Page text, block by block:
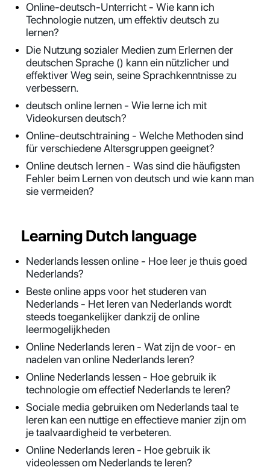
Online-deutsch-Unterricht - Wie kann ich
Technologie nutzen, um effektiv deutsch zu
lernen?
Die Nutzung sozialer Medien zum Erlernen der
deutschen Sprache () kann ein nützlicher und
effektiver Weg sein, seine Sprachkenntnisse zu
verbessern.
deutsch online lernen - Wie lerne ich mit
Videokursen deutsch?
Online-deutschtraining - Welche Methoden sind
für verschiedene Altersgruppen geeignet?
Online deutsch lernen - Was sind die häufigsten
Fehler beim Lernen von deutsch und wie kann man
sie vermeiden?
Learning Dutch language
Nederlands lessen online - Hoe leer je thuis goed
Nederlands?
Beste online apps voor het studeren van
Nederlands - Het leren van Nederlands wordt
steeds toegankelijker dankzij de online
leermogelijkheden
Online Nederlands leren - Wat zijn de voor- en
nadelen van online Nederlands leren?
Online Nederlands lessen - Hoe gebruik ik
technologie om effectief Nederlands te leren?
Sociale media gebruiken om Nederlands taal te
leren kan een nuttige en effectieve manier zijn om
je taalvaardigheid te verbeteren.
Online Nederlands leren - Hoe gebruik ik
videolessen om Nederlands te leren?